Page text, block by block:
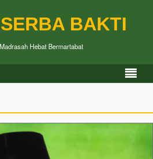
BAKTI
Madrasah Hebat Bermartabat